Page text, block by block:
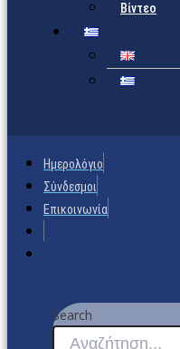
Βίντεο
Ημερολόγιο
Σύνδεσμοι
Επικοινωνία
Search